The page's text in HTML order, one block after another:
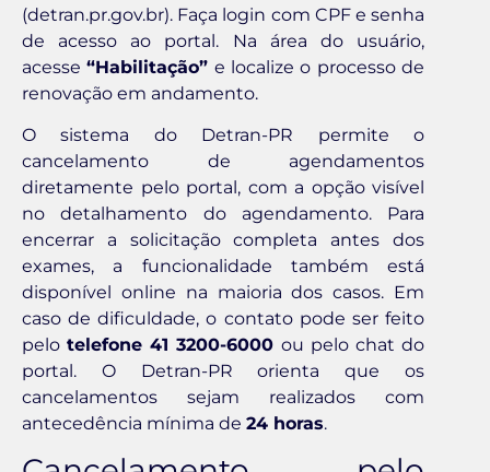
(detran.pr.gov.br). Faça login com CPF e senha
de acesso ao portal. Na área do usuário,
acesse“Habilitação” e localize o processo de
renovação em andamento.
O sistema do Detran-PR permite o
cancelamento de agendamentos
diretamente pelo portal, com a opção visível
no detalhamento do agendamento. Para
encerrar a solicitação completa antes dos
exames, a funcionalidade também está
disponível online na maioria dos casos. Em
caso de dificuldade, o contato pode ser feito
pelotelefone 41 3200-6000 ou pelo chat do
portal. O Detran-PR orienta que os
cancelamentos sejam realizados com
antecedência mínima de 24 horas.